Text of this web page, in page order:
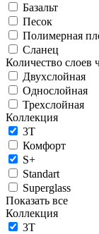
Базальт
Песок
Полимерная
Сланец
Количество слоев
Двухслойная
Однослойная
Трехслойная
Коллекция
3T
Комфорт
S+
Standart
Superglass
Показать все
Коллекция
3T